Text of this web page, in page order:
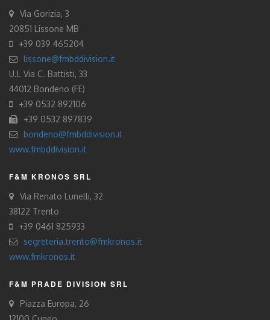
Via Gorizia, 3
20851 Lissone MB
+39 039 465204
lissone@fmbddivision.it
U.L Via C. Battisti, 33
44012 Bondeno (FE)
+39 0532 892106
+39 0532 897839
bondeno@fmbddivision.it
www.fmbddivision.it
F&M KRONOS SRL
Via Renato Lunelli, 32
38122 Trento
+39 0461 825933
segreteria.trento@fmkronos.it
www.fmkronos.it
F&M PRADE DIVISION SRL
Piazza Europa, 26